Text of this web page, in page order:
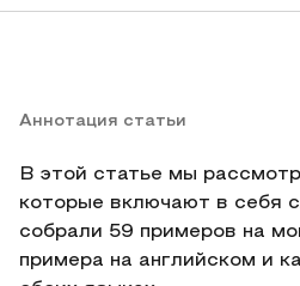
Аннотация статьи
В этой статье мы
которые включают в себя
собрали 59 примеров на
примера на английском и